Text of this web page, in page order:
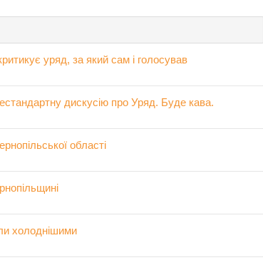
уряд, за який сам і голосував
дискусію про Уряд. Буде кава.
області
холоднішими